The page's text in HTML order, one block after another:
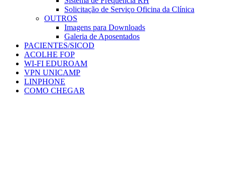
Solicitação de Serviço Oficina da Clínica
OUTROS
Imagens para Downloads
Galeria de Aposentados
PACIENTES/SICOD
ACOLHE FOP
WI-FI EDUROAM
VPN UNICAMP
LINPHONE
COMO CHEGAR